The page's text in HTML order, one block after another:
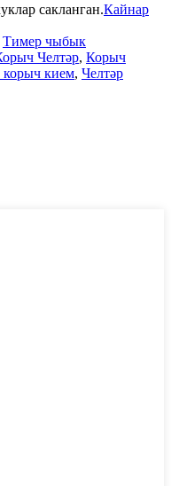
сакланган.Кайнар
Тимер чыбык
Челтәр, Корыч
корыч кием, Челтәр